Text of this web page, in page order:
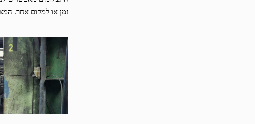
זמן או למקום אחר.